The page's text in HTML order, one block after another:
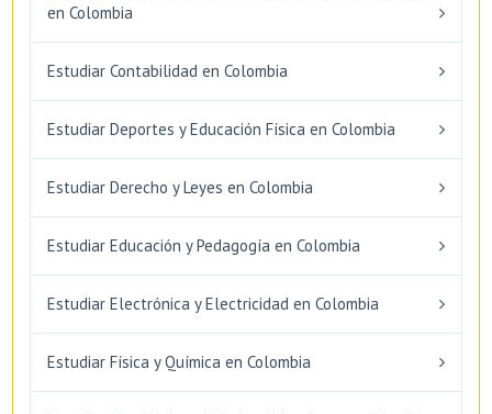
en Colombia
Estudiar Contabilidad en Colombia
Estudiar Deportes y Educación Física en Colombia
Estudiar Derecho y Leyes en Colombia
Estudiar Educación y Pedagogía en Colombia
Estudiar Electrónica y Electricidad en Colombia
Estudiar Física y Química en Colombia